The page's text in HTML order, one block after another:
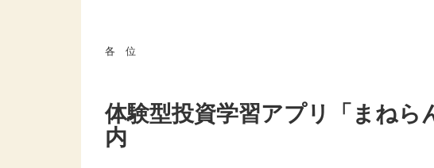
各 位
体験型投資学習アプリ「まねら
内